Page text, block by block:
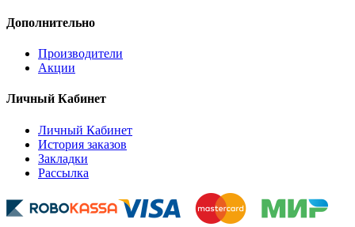
Дополнительно
Производители
Акции
Личный Кабинет
Личный Кабинет
История заказов
Закладки
Рассылка